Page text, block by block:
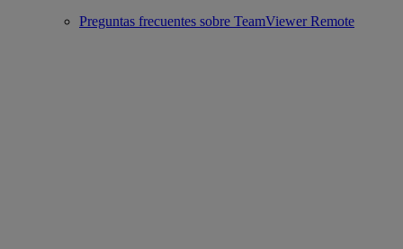
Preguntas frecuentes sobre TeamViewer Remote